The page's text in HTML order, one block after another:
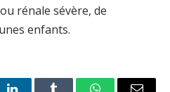
rénale sévère, de
enfants.